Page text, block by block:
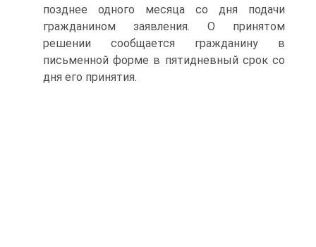
позднее одного месяца со дня подачи
гражданином заявления. О принятом
решении сообщается гражда­нину в
письменной форме в пятидневный срок со
дня его принятия.